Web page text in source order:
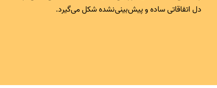
دل اتفاقاتی ساده و پیش‌بینی‌نشده شکل می‌گیرد.